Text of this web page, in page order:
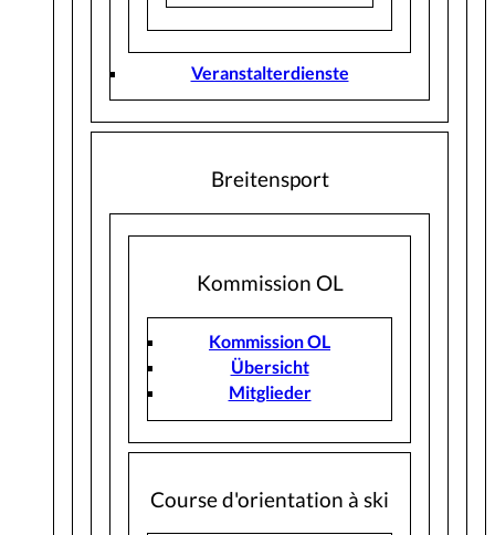
Veranstalterdienste
Breitensport
Kommission OL
Kommission OL
Übersicht
Mitglieder
Course d'orientation à ski